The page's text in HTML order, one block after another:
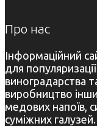
Про нас
Інформаційний
для
виноградарства
виробництво
медових напоїв,
суміжних галузей.